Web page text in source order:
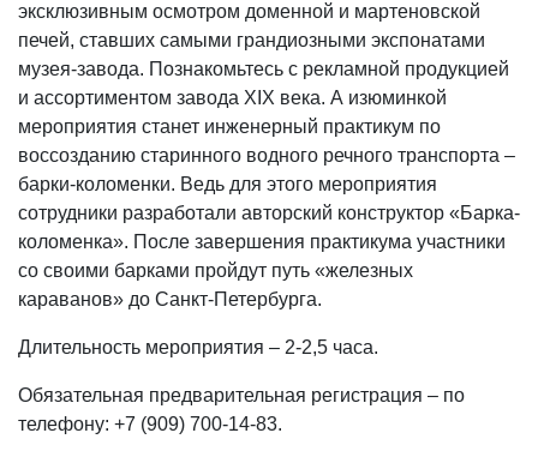
эксклюзивным осмотром доменной и мартеновской
печей, ставших самыми грандиозными экспонатами
музея-завода. Познакомьтесь с рекламной продукцией
и ассортиментом завода XIX века. А изюминкой
мероприятия станет инженерный практикум по
воссозданию старинного водного речного транспорта –
барки-коломенки. Ведь для этого мероприятия
сотрудники разработали авторский конструктор «Барка-
коломенка». После завершения практикума участники
со своими барками пройдут путь «железных
караванов» до Санкт-Петербурга.
Длительность мероприятия – 2-2,5 часа.
Обязательная предварительная регистрация – по
телефону: +7 (909) 700-14-83.